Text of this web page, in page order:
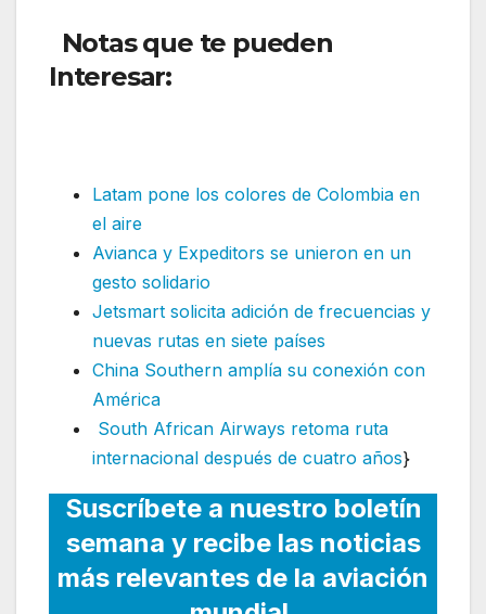
Notas que te pueden
Interesar:
Latam pone los colores de Colombia en
el aire
Avianca y Expeditors se unieron en un
gesto solidario
Jetsmart solicita adición de frecuencias y
nuevas rutas en siete países
China Southern amplía su conexión con
América
South African Airways retoma ruta
internacional después de cuatro años}
Suscríbete a nuestro boletín
semana y recibe las noticias
más relevantes de la aviación